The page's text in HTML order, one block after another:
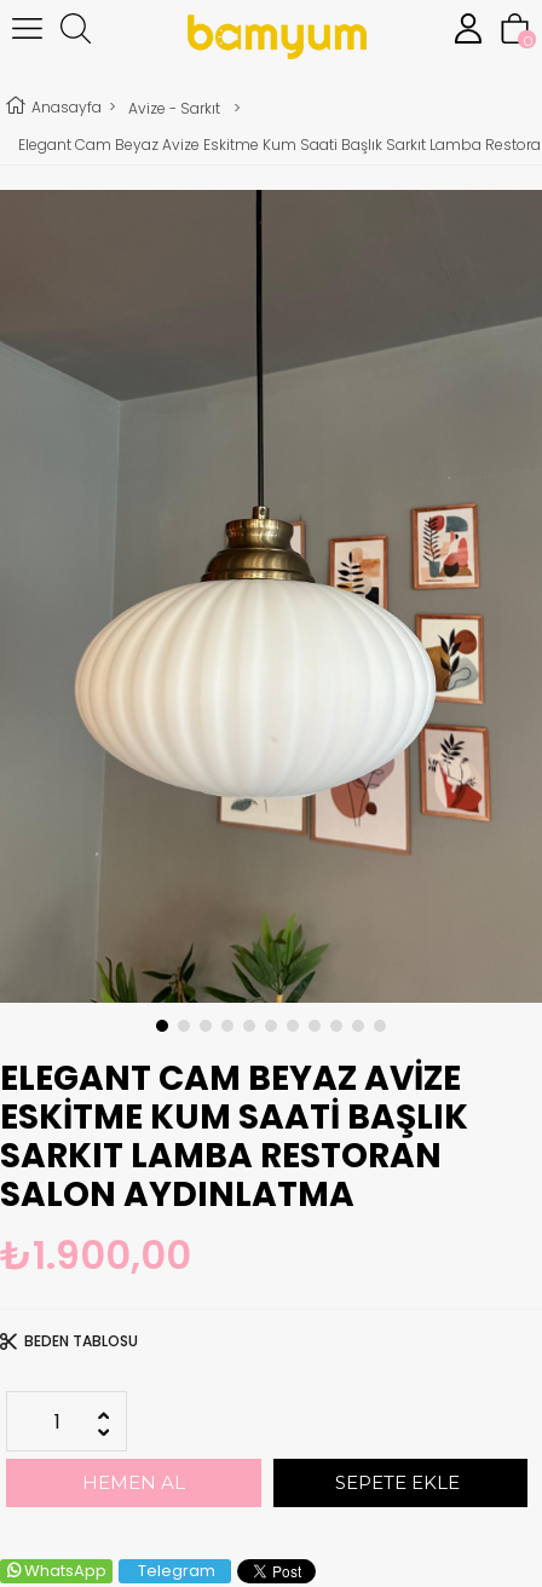
0
Anasayfa > Avize - Sarkıt
>
Elegant Cam Beyaz Avize Eskitme Kum Saati Başlık Sarkıt Lamba
ELEGANT CAM BEYAZ AVIZE
ESKITME KUM SAATI BAŞLIK
SARKIT LAMBA RESTORAN
SALON AYDINLATMA
₺1.900,00
BEDEN TABLOSU
WhatsApp Telegram